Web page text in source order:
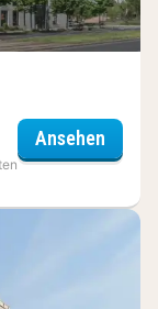
Ansehen